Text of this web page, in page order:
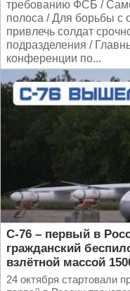
требованию ФСБ /
полоса / Для борьбы с
привлечь солдат
подразделения /
конференции по...
С-76 – первый в
гражданский
взлётной массой
24 октября стартовали